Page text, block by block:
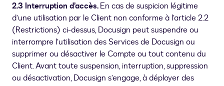
2.3 Interruption d’accès.En cas de suspicion légitime
d’une utilisation par le Client non conforme à l’article 2.2
(Restrictions) ci-dessus, Docusign peut suspendre ou
interrompre l’utilisation des Services de Docusign ou
supprimer ou désactiver le Compte ou tout contenu du
Client. Avant toute suspension, interruption, suppression
ou désactivation, Docusign s’engage, à déployer des